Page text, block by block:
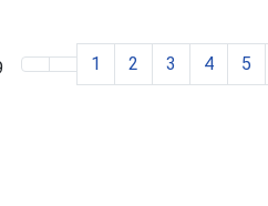
1 2 3 4 5